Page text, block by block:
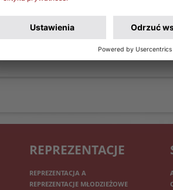
REPREZENTACJE
REPREZENTACJA A
REPREZENTACJE MŁODZIEŻOWE